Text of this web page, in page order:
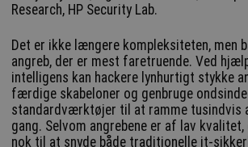
Research, HP Security Lab.
Det er ikke længere kompleksiteten, men
angreb, der er mest faretruende. Ved
intelligens kan hackere lynhurtigt stykke
færdige skabeloner og genbruge
standardværktøjer til at ramme tusindvis
gang. Selvom angrebene er af lav
nok til at snyde både traditionelle it-